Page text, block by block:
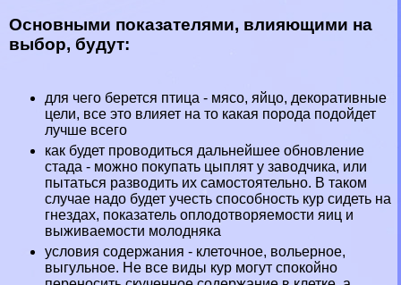
Основными показателями, влияющими на
выбор, будут:
для чего берется птица - мясо, яйцо, декоративные
цели, все это влияет на то какая порода подойдет
лучше всего
как будет проводиться дальнейшее обновление
стада - можно покупать цыплят у заводчика, или
пытаться разводить их самостоятельно. В таком
случае надо будет учесть способность кур сидеть на
гнездах, показатель оплодотворяемости яиц и
выживаемости молодняка
условия содержания - клеточное, вольерное,
выгульное. Не все виды кур могут спокойно